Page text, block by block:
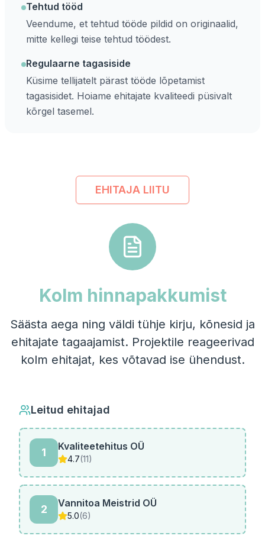
Tehtud tööd
Veendume, et tehtud tööde pildid on originaalid,
mitte kellegi teise tehtud töödest.
Regulaarne tagasiside
Küsime tellijatelt pärast tööde lõpetamist
tagasisidet. Hoiame ehitajate kvaliteedi püsivalt
kõrgel tasemel.
EHITAJA LIITU
Kolm hinnapakkumist
Säästa aega ning väldi tühje kirju, kõnesid ja
ehitajate tagaajamist. Projektile reageerivad
kolm ehitajat, kes võtavad ise ühendust.
Leitud ehitajad
1 Kvaliteetehitus OÜ
4.7(11)
2 Vannitoa Meistrid OÜ
5.0(6)